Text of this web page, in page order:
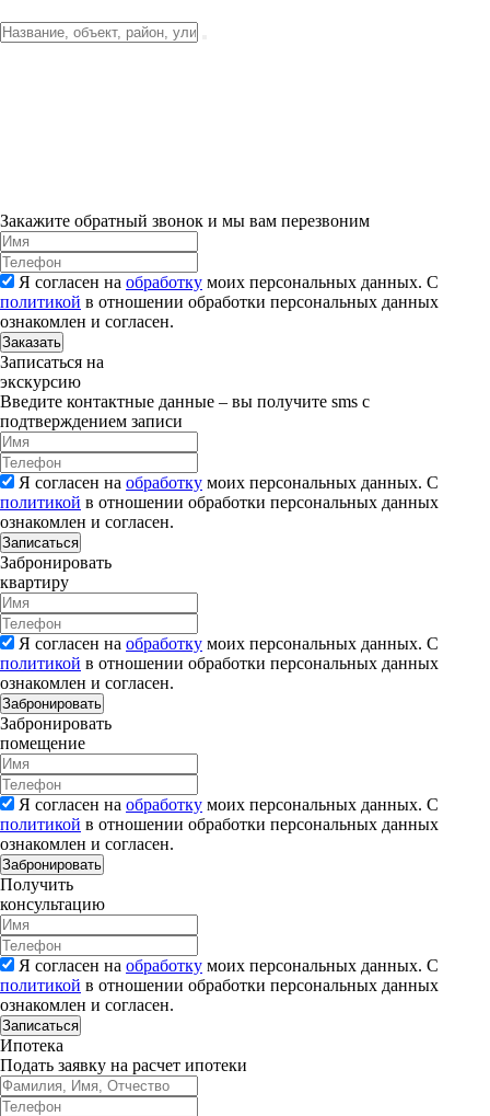
Закажите обратный звонок и мы вам перезвоним
Я согласен на обработку моих персональных данных. С
политикой в отношении обработки персональных данных
ознакомлен и согласен.
Заказать
Записаться на
экскурсию
Введите контактные данные – вы получите sms с
подтверждением записи
Я согласен на обработку моих персональных данных. С
политикой в отношении обработки персональных данных
ознакомлен и согласен.
Записаться
Забронировать
квартиру
Я согласен на обработку моих персональных данных. С
политикой в отношении обработки персональных данных
ознакомлен и согласен.
Забронировать
Забронировать
помещение
Я согласен на обработку моих персональных данных. С
политикой в отношении обработки персональных данных
ознакомлен и согласен.
Забронировать
Получить
консультацию
Я согласен на обработку моих персональных данных. С
политикой в отношении обработки персональных данных
ознакомлен и согласен.
Записаться
Ипотека
Подать заявку на расчет ипотеки